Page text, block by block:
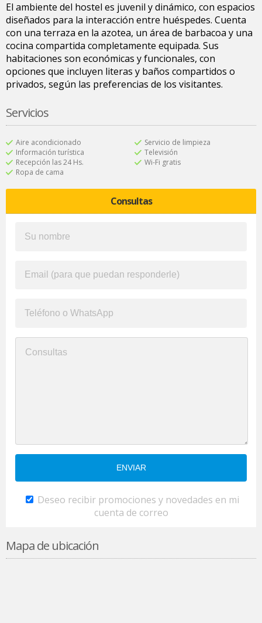
El ambiente del hostel es juvenil y dinámico, con espacios
diseñados para la interacción entre huéspedes. Cuenta
con una terraza en la azotea, un área de barbacoa y una
cocina compartida completamente equipada. Sus
habitaciones son económicas y funcionales, con
opciones que incluyen literas y baños compartidos o
privados, según las preferencias de los visitantes.
Servicios
Aire acondicionado
Información turística
Recepción las 24 Hs.
Ropa de cama
Servicio de limpieza
Televisión
Wi-Fi gratis
Consultas
Deseo recibir promociones y novedades en mi
cuenta de correo
Mapa de ubicación